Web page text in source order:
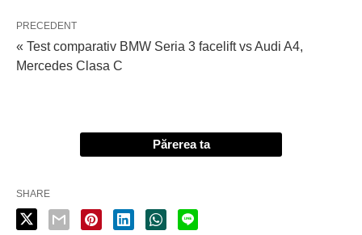
PRECEDENT
« Test comparativ BMW Seria 3 facelift vs Audi A4,
Mercedes Clasa C
Părerea ta
SHARE